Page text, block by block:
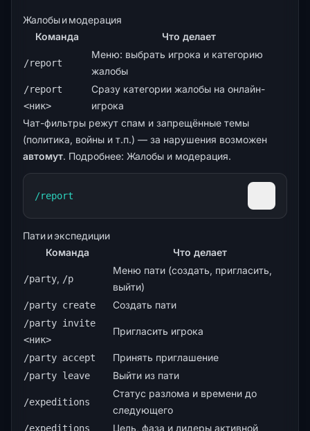
Жалобы и модерация
Команда Что делает
/report
Меню: выбрать игрока и категорию
жалобы
/report
<ник>
Сразу категории жалобы на онлайн-
игрока
Чат-фильтры режут спам и запрещённые темы
(политика, войны и т.п.) — за нарушения возможен
автомут. Подробнее: Жалобы и модерация.
/report
Пати и экспедиции
Команда Что делает
/party, /p
Меню пати (создать, пригласить,
выйти)
/party create Создать пати
/party invite
<ник>
Пригласить игрока
/party accept Принять приглашение
/party leave Выйти из пати
/expeditions
Статус разлома и времени до
следующего
/expeditions
Цель, фаза и лидеры активной